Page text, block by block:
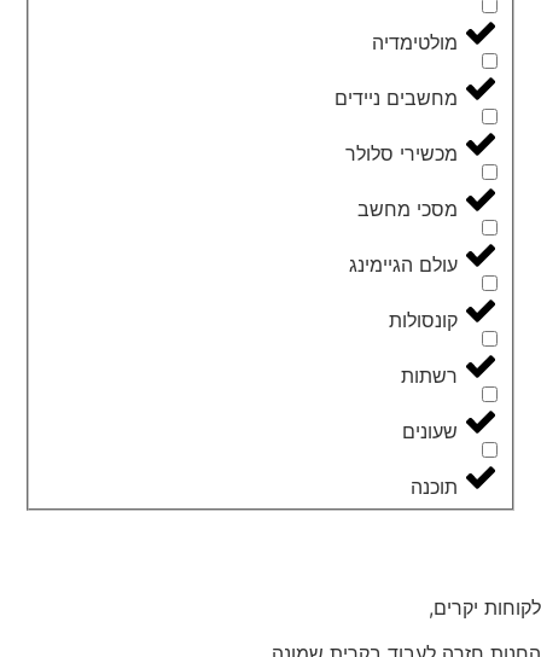
מולטימדיה
מחשבים ניידים
מכשירי סלולר
מסכי מחשב
עולם הגיימינג
קונסולות
רשתות
שעונים
תוכנה
לקוחות יקרים,